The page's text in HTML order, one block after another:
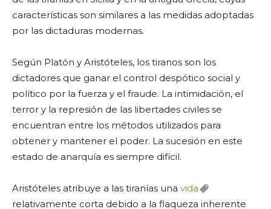
características son similares a las medidas adoptadas
por las dictaduras modernas.
Según Platón y Aristóteles, los tiranos son los
dictadores que ganar el control despótico social y
político por la fuerza y el fraude. La intimidación, el
terror y la represión de las libertades civiles se
encuentran entre los métodos utilizados para
obtener y mantener el poder. La sucesión en este
estado de anarquía es siempre difícil.
Aristóteles atribuye a las tiranías una vida
relativamente corta debido a la flaqueza inherente